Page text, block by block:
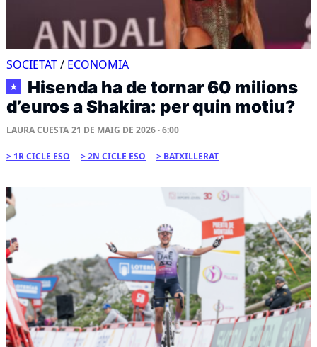
SOCIETAT/ ECONOMIA
★
Hisenda ha de tornar 60 milions
d’euros a Shakira: per quin motiu?
LAURA CUESTA 21 DE MAIG DE 2026 · 6:00
1R CICLE ESO 2N CICLE ESO BATXILLERAT